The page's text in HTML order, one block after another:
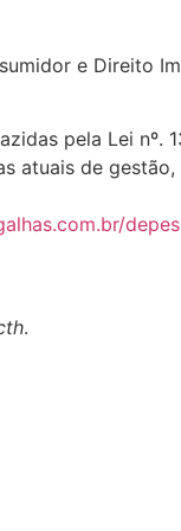
e Direito
pela Lei nº.
atuais de
.